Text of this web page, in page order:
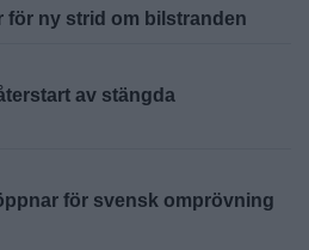
för ny strid om bilstranden
av stängda
för svensk omprövning